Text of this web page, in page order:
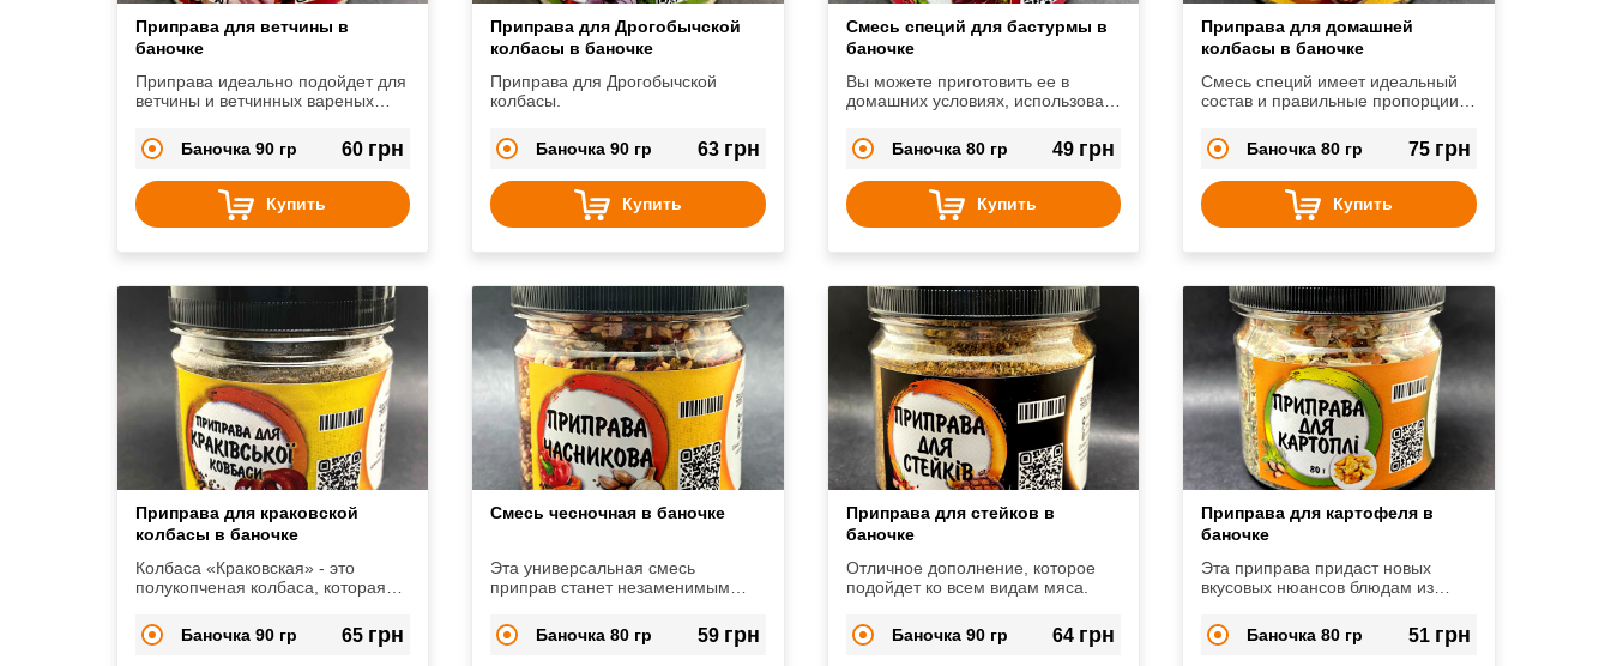
Приправа для ветчины в
баночке
Приправа идеально подойдет для
ветчины и ветчинных вареных
Баночка 90 гр
60 грн
Купить
Приправа для Дрогобычской
колбасы в баночке
Приправа для Дрогобычской
колбасы.
Баночка 90 гр 63 грн
Купить
Смесь специй для бастурмы в
баночке
Вы можете приготовить ее в
домашних условиях, использовав
специй, которая идеально для
нее подходит.
Баночка 80 гр 49 грн
Купить
Приправа для домашней
колбасы в баночке
Смесь специй имеет идеальный
состав и правильные пропорции,
самой вкусной и аппетитной, к
тому же в составе различные
виды перцев и горчица, которые
стимулируют пищеварение.
Баночка 80 гр 75 грн
Купить
Приправа для краковской
колбасы в баночке
Колбаса «Краковская» - это
полукопченая колбаса, которая
благодаря польскому городу
Краков. В Польше ее очень любят,
Баночка 90 гр 65 грн
Смесь чесночная в баночке
Эта универсальная смесь
приправ станет незаменимым
Баночка 80 гр
59 грн
Приправа для стейков в
баночке
Отличное дополнение, которое
подойдет ко всем видам мяса.
Баночка 90 гр 64 грн
Приправа для картофеля в
баночке
Эта приправа придаст новых
вкусовых нюансов блюдам из
Баночка 80 гр
51 грн